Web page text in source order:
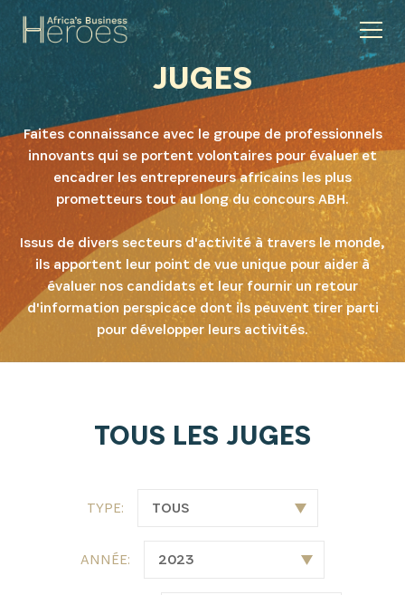
JUGES
Faites connaissance avec le groupe de professionnels
innovants qui se portent volontaires pour évaluer et
encadrer les entrepreneurs africains les plus
prometteurs tout au long du concours ABH.
Issus de divers secteurs d'activité à travers le monde,
ils apportent leur point de vue unique pour aider à
évaluer nos candidats et leur fournir un retour
d'information perspicace dont ils peuvent tirer parti
pour développer leurs activités.
TOUS LES JUGES
TYPE:
ANNÉE: